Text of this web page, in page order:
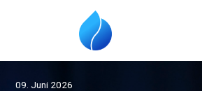
09. Juni 2026